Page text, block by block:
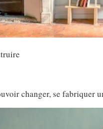
changer, se fabriquer